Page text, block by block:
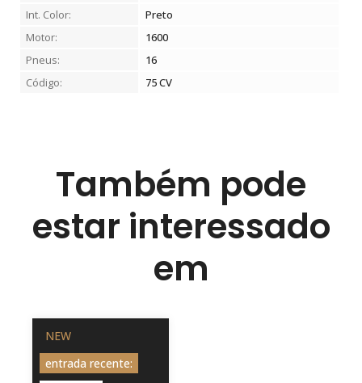
Int. Color:
Preto
Motor:
1600
Pneus:
16
Código:
75 CV
Também pode
estar interessado
em
NEW
entrada recente: